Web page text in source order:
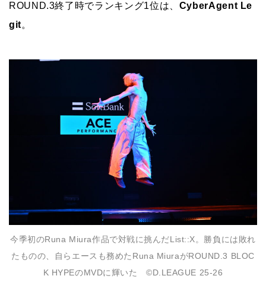
ROUND.3終了時でランキング1位は、 CyberAgent Le
git。
今季初のRuna Miura作品で対戦に挑んだList::X。勝負には敗れ
たものの、自らエースも務めたRuna MiuraがROUND.3 BLOC
K HYPEのMVDに輝いた ©D.LEAGUE 25-26